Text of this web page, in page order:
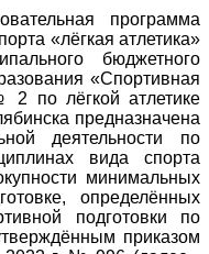
программа
«лёгкая атлетика»
бюджетного
«Спортивная
по лёгкой атлетике
предназначена
деятельности по
вида спорта
минимальных
определённых
подготовки по
приказом